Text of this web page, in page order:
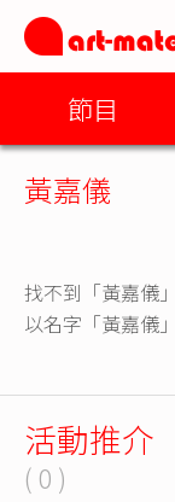
節目
黃嘉儀
找不到「黃嘉儀
以名字「黃嘉儀
活動推介
( 0 )